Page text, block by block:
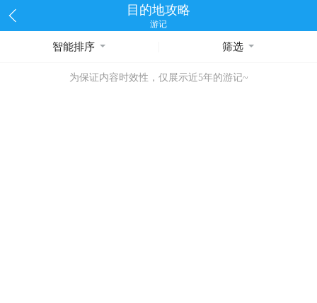
目的地攻略
游记
智能排序 筛选
为保证内容时效性，仅展示近5年的游记~